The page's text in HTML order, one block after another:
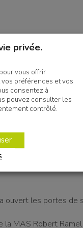
de
OVE.
qui propose
précis. Un jury
du siège
au minimum de 2
ouvert les portes de
la MAS Robert
privée.
vous offrir
préférences et vos
consentez à
pouvez consulter les
contrôlé.